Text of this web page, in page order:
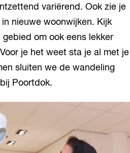
variërend. Ook zie je
nieuwe woonwijken. Kijk
gebied om ook eens lekker
je het weet sta je al met je
sluiten we de wandeling
Poortdok.